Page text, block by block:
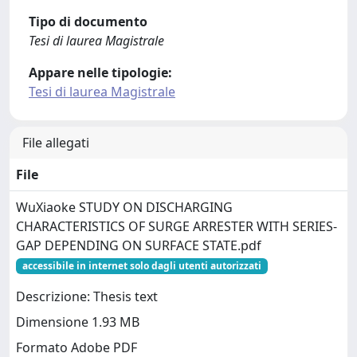
Tipo di documento
Tesi di laurea Magistrale
Appare nelle tipologie:
Tesi di laurea Magistrale
File allegati
File
WuXiaoke STUDY ON DISCHARGING
CHARACTERISTICS OF SURGE ARRESTER WITH SERIES-
GAP DEPENDING ON SURFACE STATE.pdf
accessibile in internet solo dagli utenti autorizzati
Descrizione: Thesis text
Dimensione 1.93 MB
Formato Adobe PDF